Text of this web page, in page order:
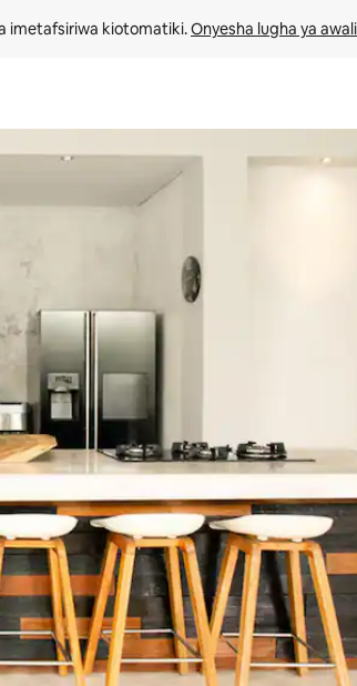
imetafsiriwa kiotomatiki. Onyesha lugha ya awali
juu na chini au uchunguze kwa kugusa au